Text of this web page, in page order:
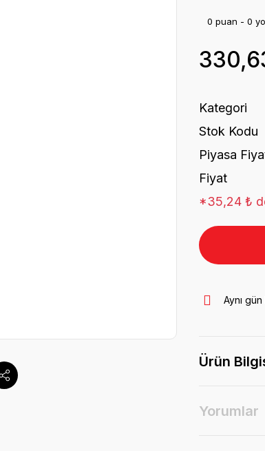
0 puan - 0
Kategori
Stok Kodu
Piyasa
Fiyat
*35,24 ₺
Aynı
Ürün
Yorumlar